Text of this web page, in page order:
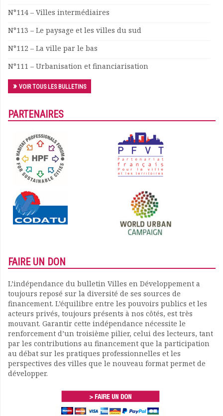
Actualités
N°114 – Villes intermédiaires
N°113 – Le paysage et les villes du sud
N°112 – La ville par le bas
N°111 – Urbanisation et financiarisation
VOIR TOUS LES BULLETINS
PARTENAIRES
FAIRE UN DON
L’indépendance du bulletin Villes en Développement a
toujours reposé sur la diversité de ses sources de
financement. L’équilibre entre les pouvoirs publics et les
acteurs privés, toujours présents à nos côtés, est très
mouvant. Garantir cette indépendance nécessite le
renforcement d’un troisième pilier, celui des lecteurs, tant
par les contributions au financement que la participation
au débat sur les pratiques professionnelles et les
perspectives des villes que le nouveau format permet de
développer.